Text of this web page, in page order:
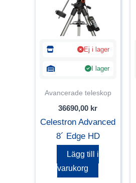
Ej i lager
I lager
Avancerade teleskop
36690,00 kr
Celestron Advanced
8´ Edge HD
Lägg till i
varukorg